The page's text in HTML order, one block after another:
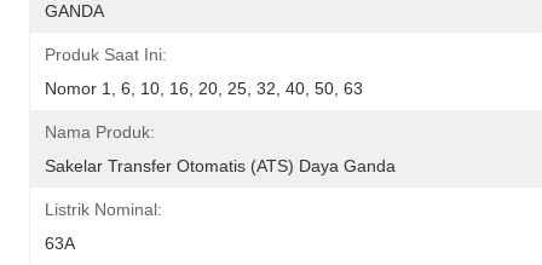
GANDA
Produk Saat Ini:
Nomor 1, 6, 10, 16, 20, 25, 32, 40, 50, 63
Nama Produk:
Sakelar Transfer Otomatis (ATS) Daya Ganda
Listrik Nominal:
63A